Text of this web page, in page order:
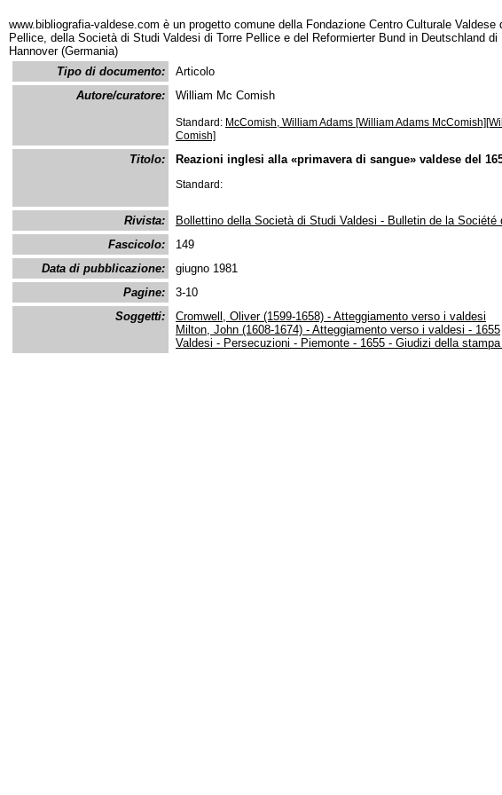
www.bibliografia-valdese.com è un progetto comune della Fondazione Centro Culturale Valdese
Pellice, della Società di Studi Valdesi di Torre Pellice e del Reformierter Bund in Deutschland di
Hannover (Germania)
Tipo di documento:
Articolo
Autore/curatore:
William Mc Comish
Standard: McComish, William Adams [William Adams
Comish]
Titolo: Reazioni inglesi alla «primavera di sangue» valdese del
Standard:
Rivista:
Bollettino della Società di Studi Valdesi - Bulletin de la Société
Fascicolo:
149
Data di pubblicazione:
giugno 1981
Pagine:
3-10
Soggetti:
Cromwell, Oliver (1599-1658) - Atteggiamento verso i valdesi
Milton, John (1608-1674) - Atteggiamento verso i valdesi - 1655
Valdesi - Persecuzioni - Piemonte - 1655 - Giudizi della